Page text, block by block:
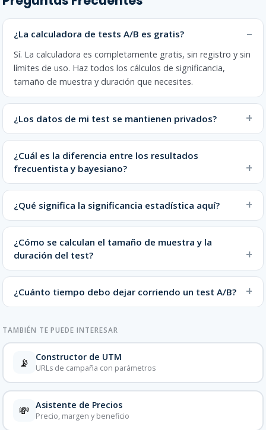
¿La calculadora de tests A/B es gratis?
Sí. La calculadora es completamente gratis, sin registro y sin
límites de uso. Haz todos los cálculos de significancia,
tamaño de muestra y duración que necesites.
¿Los datos de mi test se mantienen privados?
¿Cuál es la diferencia entre los resultados
frecuentista y bayesiano?
¿Qué significa la significancia estadística aquí?
¿Cómo se calculan el tamaño de muestra y la
duración del test?
¿Cuánto tiempo debo dejar corriendo un test A/B?
TAMBIÉN TE PUEDE INTERESAR
📡 Constructor de UTM
URLs de campaña con parámetros
💸 Asistente de Precios
Precio, margen y beneficio